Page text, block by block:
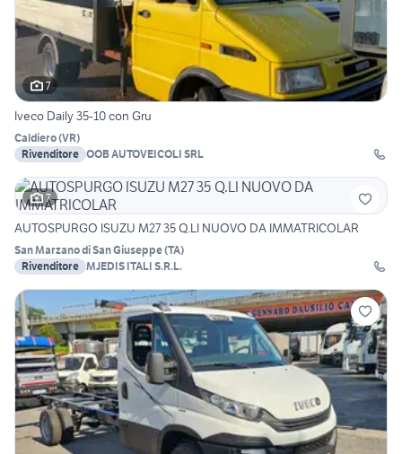
7
Iveco Daily 35-10 con Gru
Caldiero(VR)
Rivenditore OOB AUTOVEICOLI SRL
7
AUTOSPURGO ISUZU M27 35 Q.LI NUOVO DA IMMATRICOLAR
San Marzano di San Giuseppe(TA)
Rivenditore MJEDIS ITALI S.R.L.